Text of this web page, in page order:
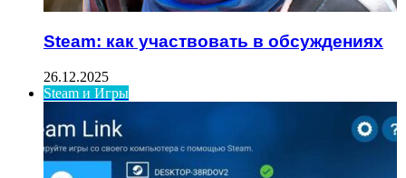
Steam: как участвовать в обсуждениях
26.12.2025
Steam и Игры